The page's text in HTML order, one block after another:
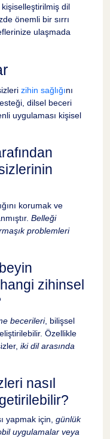
kişiselleştirilmiş dil
önemli bir sırrı
ulaşmada
zihin sağlığını
dilsel beceri
uygulaması kişisel
korumak ve
Belleği
problemleri
zihinsel
becerileri, bilişsel
Özellikle
iki dil arasında
nasıl
yapmak için, günlük
uygulamalar veya